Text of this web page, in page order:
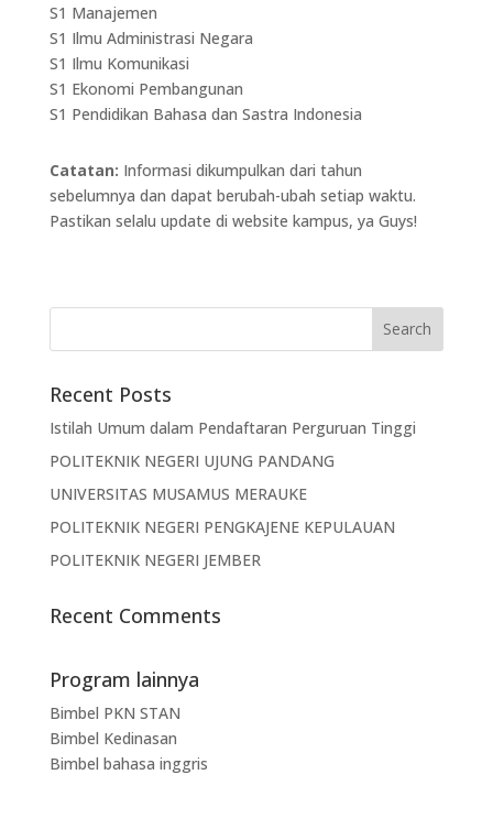
S1 Manajemen
S1 Ilmu Administrasi Negara
S1 Ilmu Komunikasi
S1 Ekonomi Pembangunan
S1 Pendidikan Bahasa dan Sastra Indonesia
Catatan: Informasi dikumpulkan dari tahun
sebelumnya dan dapat berubah-ubah setiap waktu.
Pastikan selalu update di website kampus, ya Guys!
Recent Posts
Istilah Umum dalam Pendaftaran Perguruan Tinggi
POLITEKNIK NEGERI UJUNG PANDANG
UNIVERSITAS MUSAMUS MERAUKE
POLITEKNIK NEGERI PENGKAJENE KEPULAUAN
POLITEKNIK NEGERI JEMBER
Recent Comments
Program lainnya
Bimbel PKN STAN
Bimbel Kedinasan
Bimbel bahasa inggris